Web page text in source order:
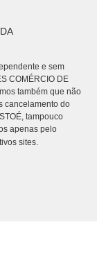
e sem
COMÉRCIO DE
também que não
cancelamento do
tampouco
apenas pelo
sites.